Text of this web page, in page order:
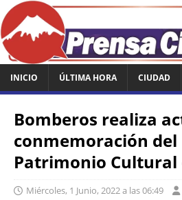
INICIO ÚLTIMA HORA CIUDAD
Bomberos realiza
conmemoración del
Patrimonio Cultural
Miércoles, 1 Junio, 2022 a las 06:49